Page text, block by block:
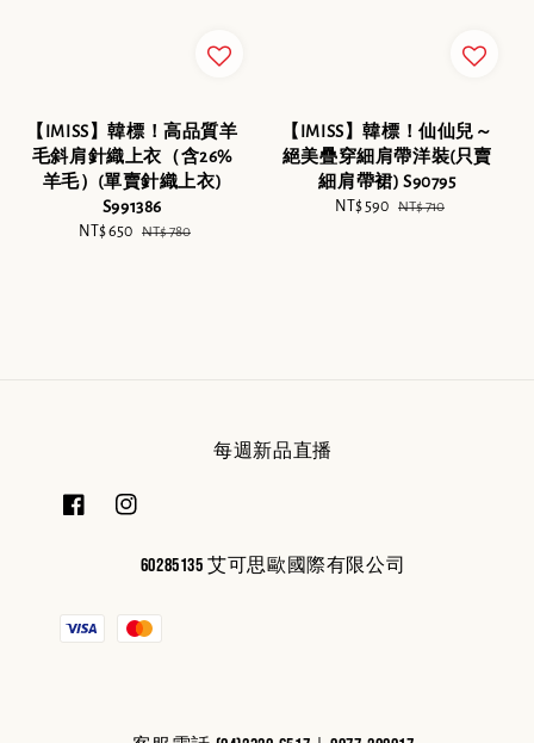
【IMISS】韓標！高品質羊
毛斜肩針織上衣（含26%
羊毛）(單賣針織上衣)
S991386
Sale
NT$ 650 Regular
NT$ 780
【IMISS】韓標！仙仙兒～
絕美疊穿細肩帶洋裝(只賣
細肩帶裙) S90795
Sale
NT$ 590 Regular
NT$ 710
每週新品直播
60285135 艾可思歐國際有限公司